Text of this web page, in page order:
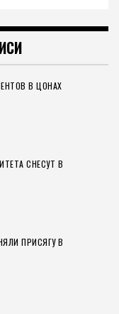
В ЦОНАХ
СНЕСУТ В
ПРИСЯГУ В